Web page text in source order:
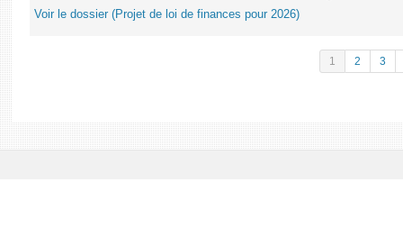
Voir le dossier (Projet de loi de finances pour 2026)
1 2 3